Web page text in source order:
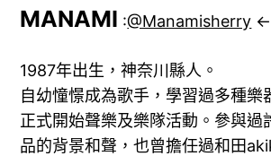
MANAMI :@Manamisherry ←
1987年出生，神奈川縣人。
自幼憧憬成為歌手，學習過多種樂
正式開始聲樂及樂隊活動。參與過
品的背景和聲，也曾擔任過和田